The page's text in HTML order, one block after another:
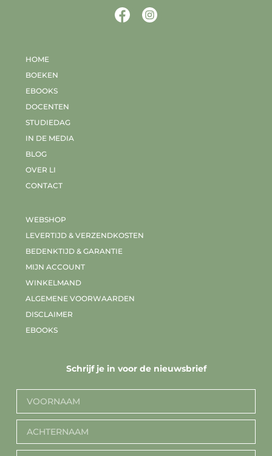
HOME
BOEKEN
EBOOKS
DOCENTEN
STUDIEDAG
IN DE MEDIA
BLOG
OVER LI
CONTACT
WEBSHOP
LEVERTIJD & VERZENDKOSTEN
BEDENKTIJD & GARANTIE
MIJN ACCOUNT
WINKELMAND
ALGEMENE VOORWAARDEN
DISCLAIMER
EBOOKS
Schrijf je in voor de nieuwsbrief